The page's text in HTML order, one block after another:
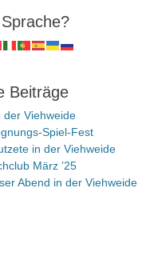
Beiträge
der Viehweide
Spiel-Fest
in der Viehweide
März ’25
Abend in der Viehweide